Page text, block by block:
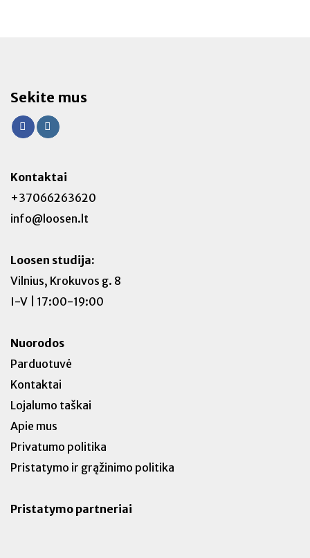
Sekite mus
Kontaktai
+37066263620
info@loosen.lt
Loosen studija:
Vilnius, Krokuvos g. 8
I-V | 17:00-19:00
Nuorodos
Parduotuvė
Kontaktai
Lojalumo taškai
Apie mus
Privatumo politika
Pristatymo ir grąžinimo politika
Pristatymo partneriai